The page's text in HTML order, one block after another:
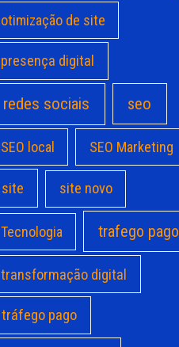
otimização de site
presença digital
redes sociais seo
SEO local SEO Marketing
site site novo
Tecnologia trafego pago
transformação digital
tráfego pago